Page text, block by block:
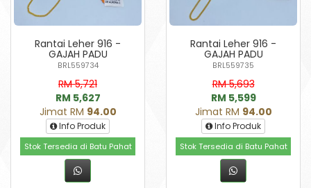
Rantai Leher 916 -
GAJAH PADU
BRL559734
RM 5,721
RM 5,627
Jimat RM 94.00
Info Produk
Stok Tersedia di Batu Pahat
Rantai Leher 916 -
GAJAH PADU
BRL559735
RM 5,693
RM 5,599
Jimat RM 94.00
Info Produk
Stok Tersedia di Batu Pahat